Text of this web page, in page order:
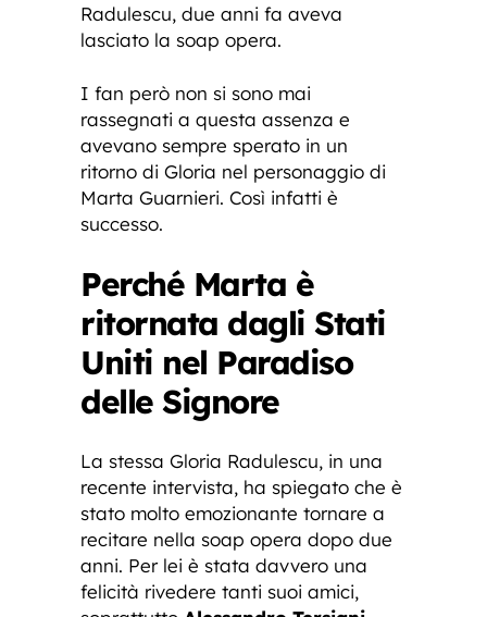
Radulescu, due anni fa aveva
lasciato la soap opera.
I fan però non si sono mai
rassegnati a questa assenza e
avevano sempre sperato in un
ritorno di Gloria nel personaggio di
Marta Guarnieri. Così infatti è
successo.
Perché Marta è
ritornata dagli Stati
Uniti nel Paradiso
delle Signore
La stessa Gloria Radulescu, in una
recente intervista, ha spiegato che è
stato molto emozionante tornare a
recitare nella soap opera dopo due
anni. Per lei è stata davvero una
felicità rivedere tanti suoi amici,